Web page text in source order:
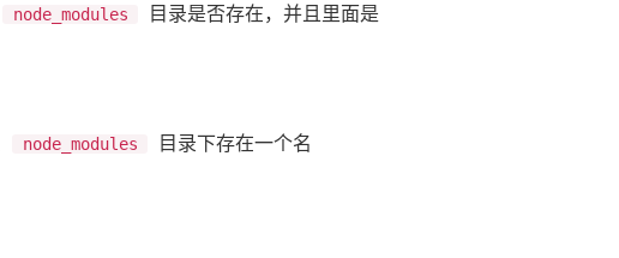
node_modules
目录是否存在，并且里面是
node_modules
目录下存在一个名